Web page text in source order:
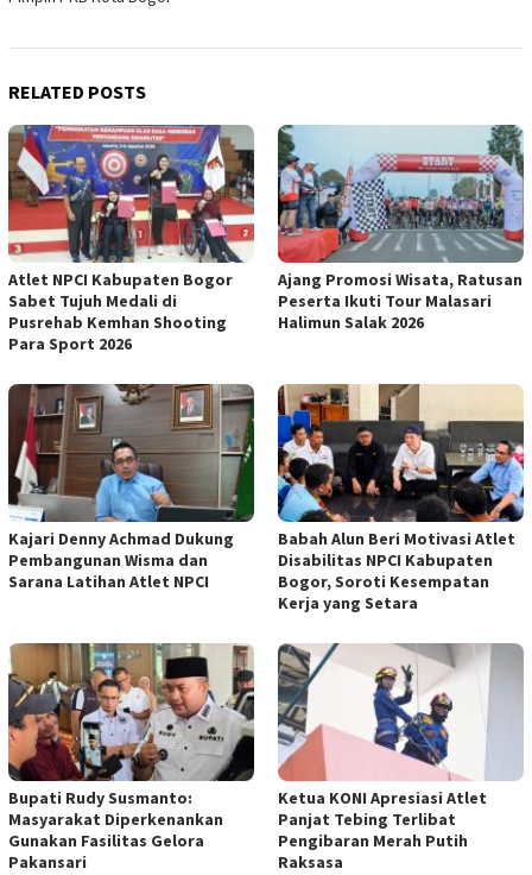
RELATED POSTS
Atlet NPCI Kabupaten Bogor
Sabet Tujuh Medali di
Pusrehab Kemhan Shooting
Para Sport 2026
Ajang Promosi Wisata, Ratusan
Peserta Ikuti Tour Malasari
Halimun Salak 2026
Kajari Denny Achmad Dukung
Pembangunan Wisma dan
Sarana Latihan Atlet NPCI
Babah Alun Beri Motivasi Atlet
Disabilitas NPCI Kabupaten
Bogor, Soroti Kesempatan
Kerja yang Setara
Bupati Rudy Susmanto:
Masyarakat Diperkenankan
Gunakan Fasilitas Gelora
Pakansari
Ketua KONI Apresiasi Atlet
Panjat Tebing Terlibat
Pengibaran Merah Putih
Raksasa